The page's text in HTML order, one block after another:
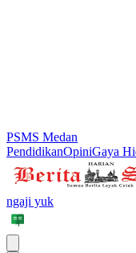
PSMS Medan
PendidikanOpiniGaya
ngaji yuk